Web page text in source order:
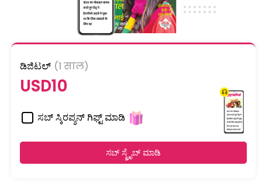
ಡಿಜಿಟಲ್ (1 साल)
USD10
ಸಬ್ ಸ್ಕಿರಪ್ಶನ್ ಗಿಫ್ಟ್ ಮಾಡಿ
ಸಬ್ ಸ್ಕ್ರೈಬ್ ಮಾಡಿ